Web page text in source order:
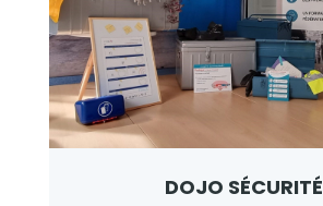
DOJO SÉCURITÉ